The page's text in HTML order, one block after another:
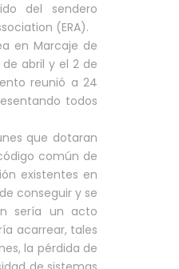
del sendero
(ERA).
en Marcaje de
abril y el 2 de
reunió a 24
todos
que dotaran
común de
existentes en
conseguir y se
sería un acto
acarrear, tales
la pérdida de